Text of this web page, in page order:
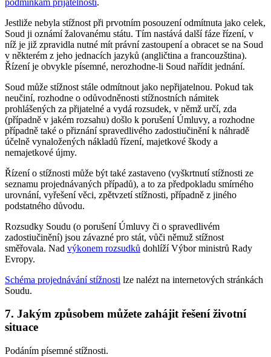
Jestliže nebyla stížnost při prvotním posouzení odmítnuta jako celek,
Soud ji oznámí žalovanému státu. Tím nastává další fáze řízení, v
níž je již zpravidla nutné mít právní zastoupení a obracet se na Soud
v některém z jeho jednacích jazyků (angličtina a francouzština).
Řízení je obvykle písemné, nerozhodne-li Soud nařídit jednání.
Soud může stížnost stále odmítnout jako nepřijatelnou. Pokud tak
neučiní, rozhodne o odůvodněnosti stížnostních námitek
prohlášených za přijatelné a vydá rozsudek, v němž určí, zda
(případně v jakém rozsahu) došlo k porušení Úmluvy, a rozhodne
případně také o přiznání spravedlivého zadostiučinění k náhradě
účelně vynaložených nákladů řízení, majetkové škody a
nemajetkové újmy.
Řízení o stížnosti může být také zastaveno (vyškrtnutí stížnosti ze
seznamu projednávaných případů), a to za předpokladu smírného
urovnání, vyřešení věci, zpětvzetí stížnosti, případně z jiného
podstatného důvodu.
Rozsudky Soudu (o porušení Úmluvy či o spravedlivém
zadostiučinění) jsou závazné pro stát, vůči němuž stížnost
směřovala. Nad výkonem rozsudků dohlíží Výbor ministrů Rady
Evropy.
Schéma projednávání stížnosti lze nalézt na internetových stránkách
Soudu.
7. Jakým způsobem můžete zahájit řešení životní
situace
Podáním písemné stížnosti.